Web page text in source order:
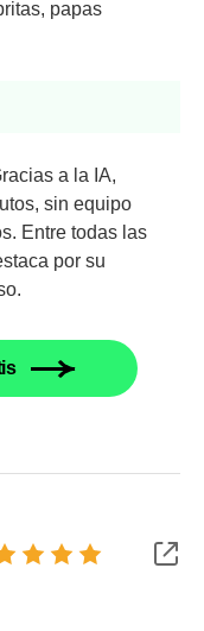
papas
a la IA,
sin equipo
Entre todas las
por su